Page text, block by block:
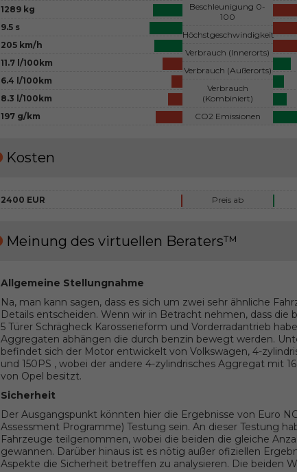
1289 kg
9.5 s
205 km/h
11.7 l/100km
6.4 l/100km
8.3 l/100km
197 g/km
Beschleunigung 0-
100
Höchstgeschwindigkeit
Verbrauch (Innerorts)
Verbrauch (Außerorts)
Verbrauch
(Kombiniert)
CO2 Emissionen
Kosten
2400 EUR Preis ab
Meinung des virtuellen Beraters™
Allgemeine Stellungnahme
Na, man kann sagen, dass es sich um zwei sehr ähnliche
Details entscheiden. Wenn wir in Betracht nehmen, dass die
5 Türer Schrägheck Karosserieform und Vorderradantrieb
Aggregaten abhängen die durch benzin bewegt werden.
befindet sich der Motor entwickelt von Volkswagen, 4-
und 150PS , wobei der andere 4-zylindrisches Aggregat mit
von Opel besitzt.
Sicherheit
Der Ausgangspunkt könnten hier die Ergebnisse von Euro
Assessment Programme) Testung sein. An dieser Testung
Fahrzeuge teilgenommen, wobei die beiden die gleiche
gewannen. Darüber hinaus ist es nötig außer ofiziellen
Aspekte die Sicherheit betreffen zu analysieren. Die beiden